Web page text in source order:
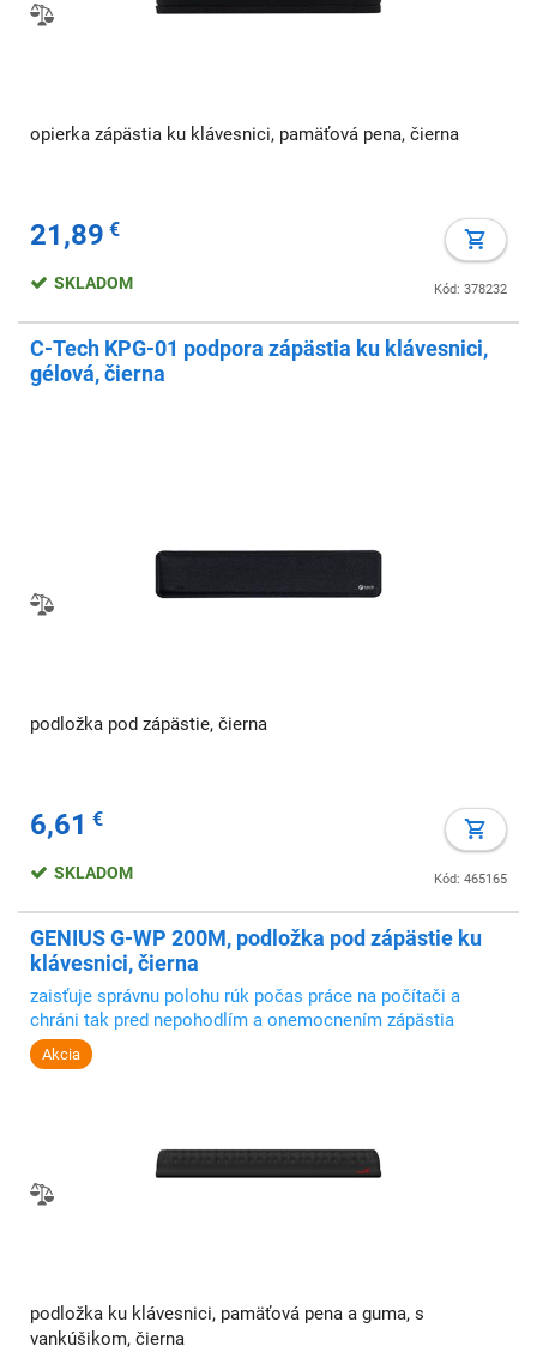
opierka zápästia ku klávesnici, pamäťová pena, čierna
21,89 €
Kód: 378232
SKLADOM
C-Tech KPG-01 podpora zápästia ku klávesnici,
gélová, čierna
podložka pod zápästie, čierna
6,61 €
Kód: 465165
SKLADOM
GENIUS G-WP 200M, podložka pod zápästie ku
klávesnici, čierna
zaisťuje správnu polohu rúk počas práce na počítači a
chráni tak pred nepohodlím a onemocnením zápästia
Akcia
podložka ku klávesnici, pamäťová pena a guma, s
vankúšikom, čierna